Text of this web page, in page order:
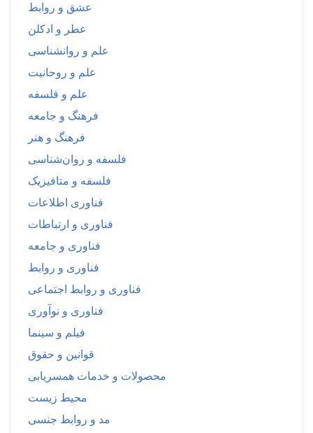
عشق و روابط
عطر و ادکلن
علم و روانشناسی
علم و روحانیت
علم و فلسفه
فرهنگ و جامعه
فرهنگ و هنر
فلسفه و روان‌شناسی
فلسفه و متافیزیک
فناوری اطلاعات
فناوری و ارتباطات
فناوری و جامعه
فناوری و روابط
فناوری و روابط اجتماعی
فناوری و نوآوری
فیلم و سینما
قوانین و حقوق
محصولات و خدمات همسریابی
محیط زیست
مد و روابط جنسی